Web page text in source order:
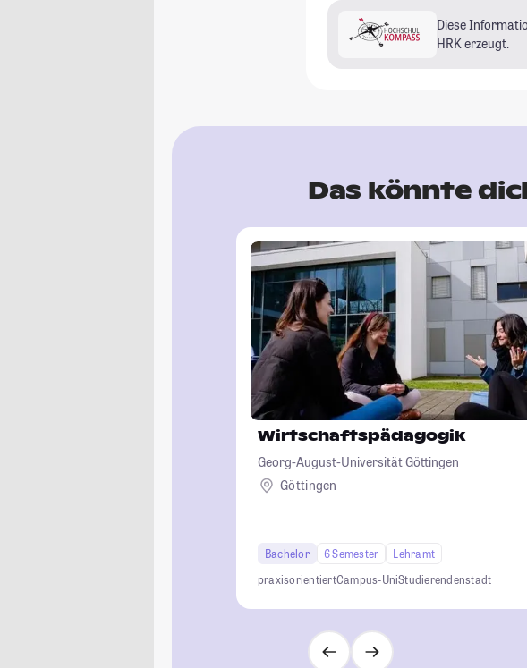
Diese
HRK erzeugt.
Das könnte
Wirtschaftspädagogik
Georg-August-Universität Göttingen
Göttingen
Bachelor 6 Semester
Lehramt
praxisorientiertCampus-UniStudierendenstadt